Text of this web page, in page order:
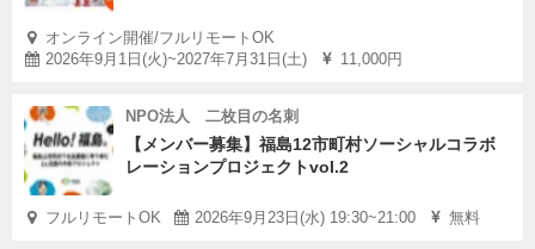
順調に進んでいることもあれば、新たな課題に頭を悩ませ
ていることもあるでしょう。
大人スタッフの役割は、先生と生徒のような関係性でな
く、彼らと同じ目線で楽しみながらも時にアドバイスする
メンターのような存在をイメージしています。
オンライン開催/フルリモートOK
2026年9月1日(火)~2027年7月31日(土)
11,000円
NPO法人 二枚目の名刺
【メンバー募集】福島12市町村ソーシャルコラボ
レーションプロジェクトvol.2
フルリモートOK 2026年9月23日(水) 19:30~21:00 無料